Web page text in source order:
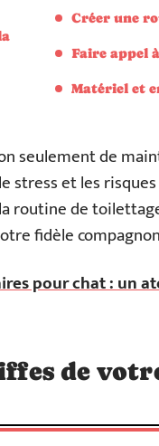
Créer une
Faire appel
Matériel et
seulement de
et les
routine de
fidèle
pour chat : un
de